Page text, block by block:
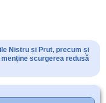
Nistru și Prut, precum și
scurgerea redusă